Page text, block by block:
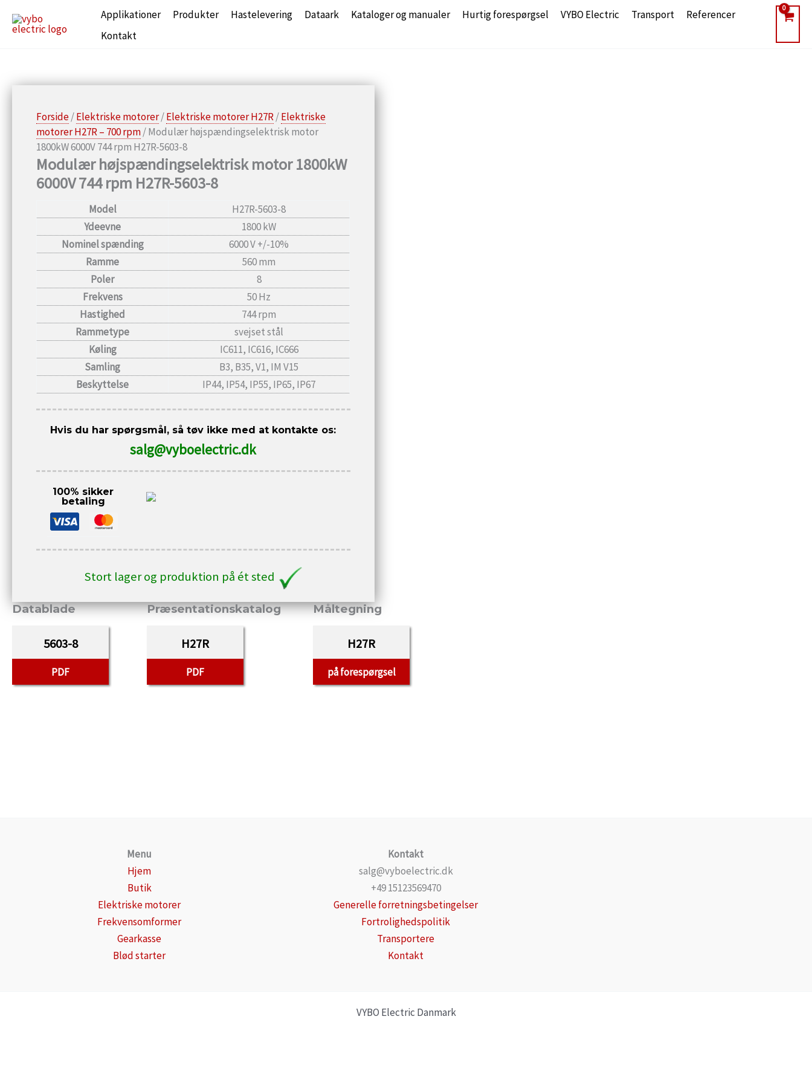
Applikationer Produkter Hastelevering Dataark Kataloger og manualer Hurtig forespørgsel VYBO Electric Transport
Referencer
Kontakt
Forside/Elektriske motorer/Elektriske motorer H27R/Elektriske
motorer H27R – 700 rpm/ Modulær højspændingselektrisk motor
1800kW 6000V 744 rpm H27R-5603-8
Modulær højspændingselektrisk motor 1800kW
6000V 744 rpm H27R-5603-8
Model
H27R-5603-8
Ydeevne
1800 kW
Nominel spænding
6000 V +/-10%
Ramme
560 mm
Poler
8
Frekvens
50 Hz
Hastighed
744 rpm
Rammetype
svejset stål
Køling
IC611, IC616, IC666
Samling
B3, B35, V1, IM V15
Beskyttelse
IP44, IP54, IP55, IP65, IP67
Hvis du har spørgsmål, så tøv ikke med at kontakte os:
salg@vyboelectric.dk
100% sikker
betaling
Stort lager og produktion på ét sted
Datablade
5603-8
PDF
Præsentationskatalog
H27R
PDF
Måltegning
H27R
på forespørgsel
Menu
Hjem
Butik
Elektriske motorer
Frekvensomformer
Gearkasse
Blød starter
Kontakt
salg@vyboelectric.dk
+49 15123569470
Generelle forretningsbetingelser
Fortrolighedspolitik
Transportere
Kontakt
VYBO Electric Danmark